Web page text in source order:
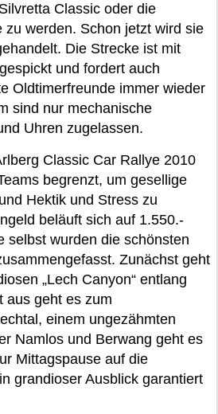
Classic oder die
zu werden. Schon jetzt wird sie
Die Strecke ist mit
und fordert auch
Oldtimerfreunde immer wieder
sind nur mechanische
Uhren zugelassen.
Classic Car Rallye 2010
begrenzt, um gesellige
Hektik und Stress zu
beläuft sich auf 1.550.-
selbst wurden die schönsten
Zunächst geht
„Lech Canyon“ entlang
aus geht es zum
einem ungezähmten
Namlos und Berwang geht es
Mittagspause auf die
grandioser Ausblick garantiert